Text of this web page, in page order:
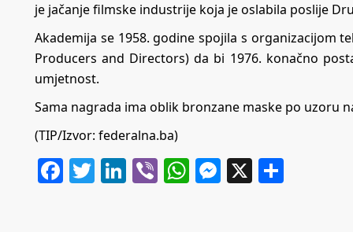
je jačanje filmske industrije koja je oslabila poslije
Akademija se 1958. godine spojila s organizacijom
Producers and Directors) da bi 1976. konačno
umjetnost.
Sama nagrada ima oblik bronzane maske po uzoru
(TIP/Izvor: federalna.ba)
Facebook
Twitter
LinkedIn
ViberWhatsApp
Messenger
X